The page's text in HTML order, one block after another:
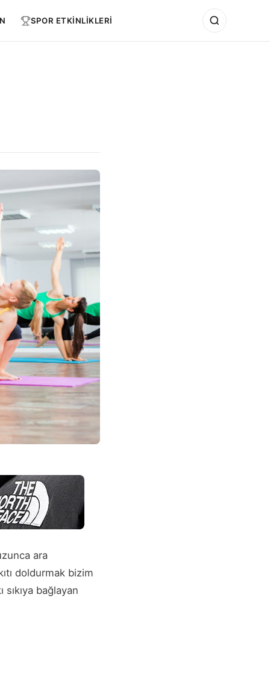
SPOR ETKİNLİKLERİ
ara
doldurmak bizim
bağlayan